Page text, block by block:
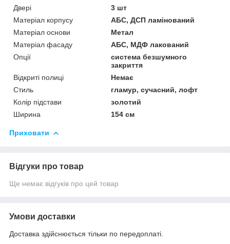
Двері
3 шт
Матеріал корпусу
АБС, ДСП ламінований
Матеріал основи
Метал
Матеріал фасаду
АБС, МДФ лакований
Опції
система безшумного
закриття
Відкриті полиці
Немає
Стиль
гламур, сучасний, лофт
Колір підстави
золотий
Ширина
154 см
Приховати
Відгуки про товар
Ще немає відгуків про цей товар
Умови доставки
Доставка здійснюється тільки по передоплаті.